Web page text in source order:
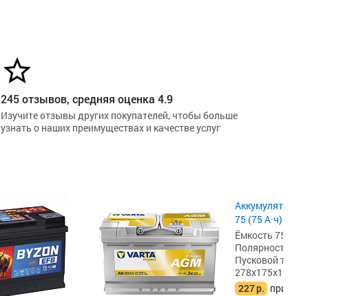
245 отзывов, средняя оценка 4.9
Изучите отзывы других покупателей, чтобы больше
узнать о наших преимуществах и качестве услуг
Аккумулятор Eurostart
75 (75 А·ч) 680 А, L3
Ёмкость 75 А·ч,
Полярность обратная
Пусковой ток 680 А,
278x175x190
227р. при сдаче акб